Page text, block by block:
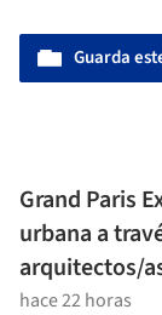
Guarda
Grand Paris
urbana a
arquitectos/
hace 22 horas